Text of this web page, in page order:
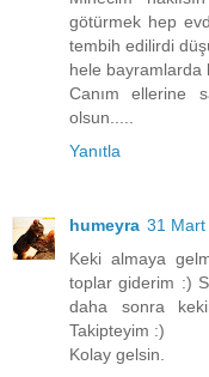
götürmek hep
tembih edilirdi
hele bayramlarda
Canım ellerine
olsun.....
Yanıtla
humeyra 31 Mart
Keki almaya
toplar giderim :)
daha sonra
Takipteyim :)
Kolay gelsin.